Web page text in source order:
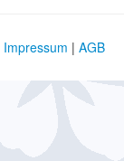
Impressum | AGB